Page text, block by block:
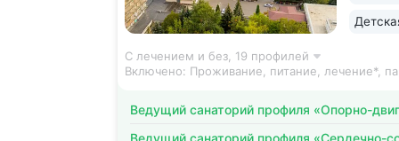
С лечением и без, 19 профилей
Включено: Проживание, питание, лечение*,
Ведущий санаторий профиля «Опорно-
Ведущий санаторий профиля «Сердечно-